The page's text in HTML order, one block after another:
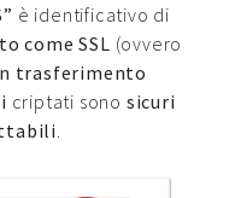
è identificativo di
come SSL (ovvero
trasferimento
criptati sono sicuri